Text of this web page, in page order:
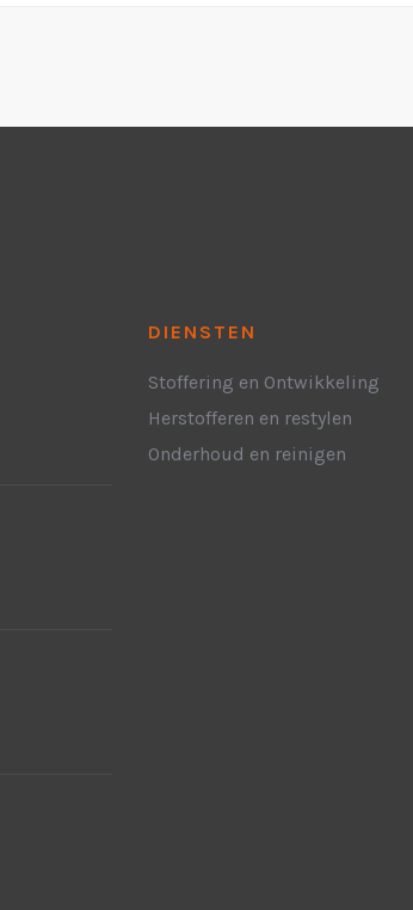
DIENSTEN
Stoffering en Ontwikkeling
Herstofferen en restylen
Onderhoud en reinigen